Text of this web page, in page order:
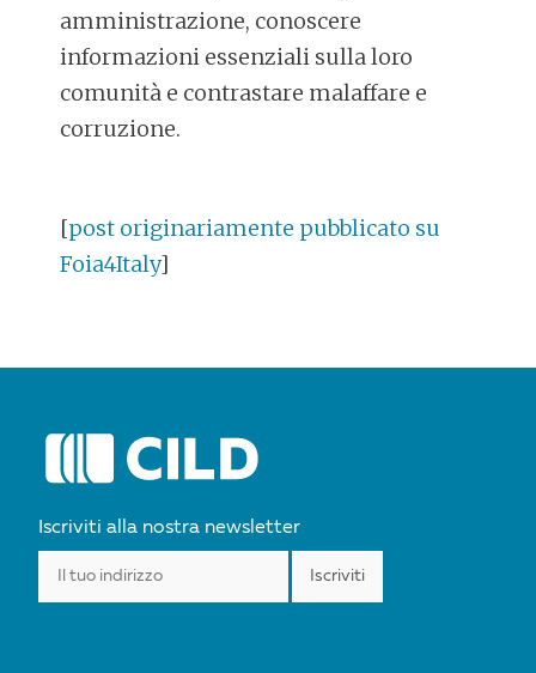
amministrazione, conoscere
informazioni essenziali sulla loro
comunità e contrastare malaffare e
corruzione.
[post originariamente pubblicato su
Foia4Italy]
POST
Iscriviti alla nostra newsletter